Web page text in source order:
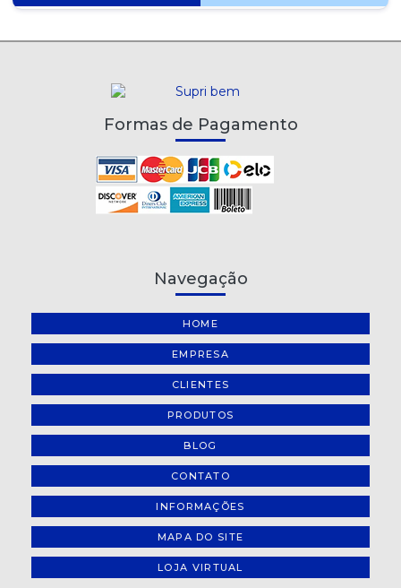
Formas de Pagamento
Navegação
HOME
EMPRESA
CLIENTES
PRODUTOS
BLOG
CONTATO
INFORMAÇÕES
MAPA DO SITE
LOJA VIRTUAL